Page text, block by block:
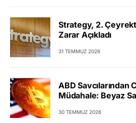
Strategy, 2.
Zarar Açıkladı
31 TEMMUZ 2026
ABD Savcılarından
Müdahale: Beyaz
30 TEMMUZ 2026